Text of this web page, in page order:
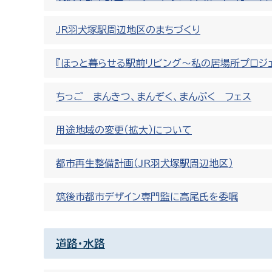
JR羽犬塚駅周辺地区のまちづくり
『ほっと暮らせる駅前リビング～私の居場所プロジ
ちっご まんきつ、まんぞく、まんぷく フェス
用途地域の変更（拡大）について
都市再生整備計画（JR羽犬塚駅周辺地区）
筑後市都市デザイン専門監に高尾氏を委嘱
道路・水路